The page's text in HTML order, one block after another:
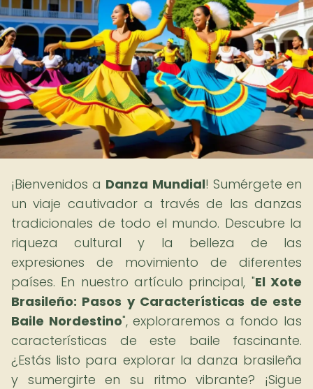
¡Bienvenidos a Danza Mundial! Sumérgete en
un viaje cautivador a través de las danzas
tradicionales de todo el mundo. Descubre la
riqueza cultural y la belleza de las
expresiones de movimiento de diferentes
países. En nuestro artículo principal, "El Xote
Brasileño: Pasos y Características de este
Baile Nordestino", exploraremos a fondo las
características de este baile fascinante.
¿Estás listo para explorar la danza brasileña
y sumergirte en su ritmo vibrante? ¡Sigue